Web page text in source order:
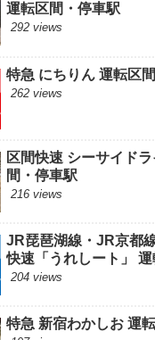
運転区間・停車駅
292 views
特急 にちりん 運転区
262 views
区間快速 シーサイド
間・停車駅
216 views
JR琵琶湖線・JR京都
快速「うれしート」
204 views
特急 新宿わかしお 運